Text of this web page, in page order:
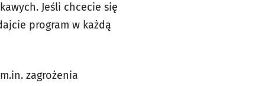
Jeśli chcecie się
program w każdą
zagrożenia